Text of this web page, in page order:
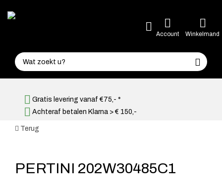
Account Winkelmand
Gratis levering vanaf €75,- *
Achteraf betalen Klarna > € 150,-
Terug
PERTINI 202W30485C1